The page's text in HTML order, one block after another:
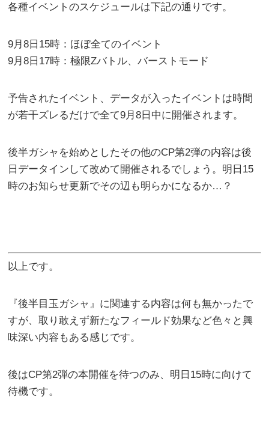
各種イベントのスケジュールは下記の通りです。
9月8日15時：ほぼ全てのイベント
9月8日17時：極限Zバトル、バーストモード
予告されたイベント、データが入ったイベントは時間
が若干ズレるだけで全て9月8日中に開催されます。
後半ガシャを始めとしたその他のCP第2弾の内容は後
日データインして改めて開催されるでしょう。明日15
時のお知らせ更新でその辺も明らかになるか…？
以上です。
『後半目玉ガシャ』に関連する内容は何も無かったで
すが、取り敢えず新たなフィールド効果など色々と興
味深い内容もある感じです。
後はCP第2弾の本開催を待つのみ、明日15時に向けて
待機です。